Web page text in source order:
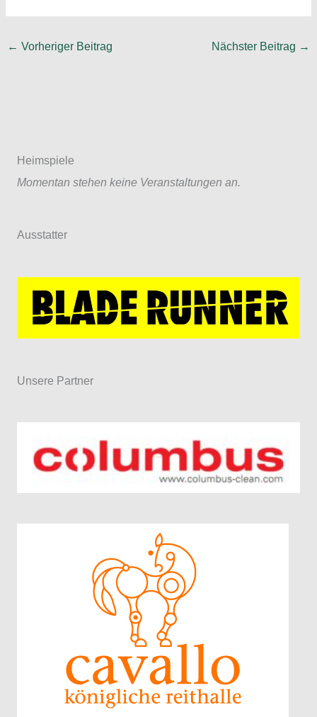
← Vorheriger Beitrag Nächster Beitrag →
Heimspiele
Momentan stehen keine Veranstaltungen an.
Ausstatter
Unsere Partner